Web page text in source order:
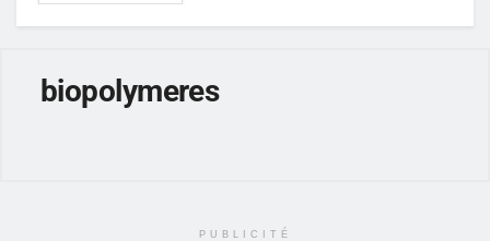
biopolymeres
PUBLICITÉ